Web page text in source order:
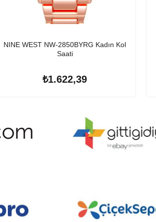
NINE WEST NW-2850BYRG Kadın Kol
Saati
₺1.622,39